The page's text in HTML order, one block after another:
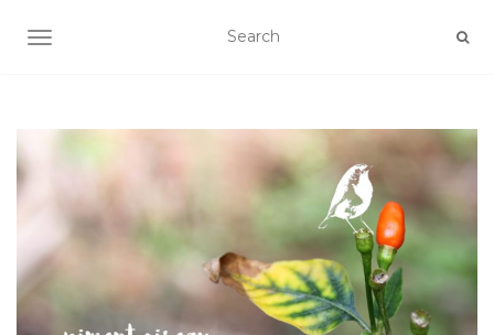
AFFICHER/MASQUER LA NAVIGATION